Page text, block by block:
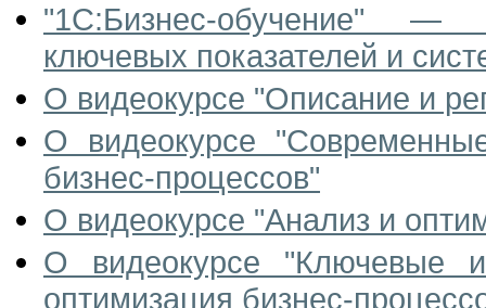
"1С:Бизнес-обучение" —
ключевых показателей и
О видеокурсе "Описание и
О видеокурсе
бизнес-процессов"
О видеокурсе "Анализ и
О видеокурсе "Ключевые
оптимизация бизнес-